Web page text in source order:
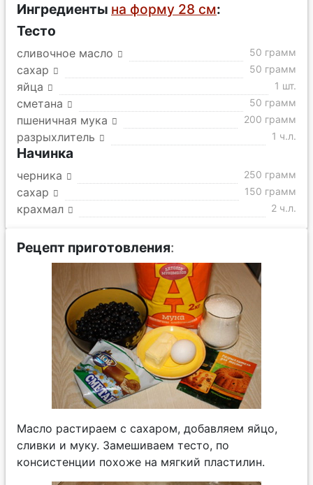
Ингредиенты на форму 28 см:
Тесто
сливочное масло 50 грамм
сахар 50 грамм
яйца 1 шт.
сметана 50 грамм
пшеничная мука 200 грамм
разрыхлитель 1 ч.л.
Начинка
черника 250 грамм
сахар 150 грамм
крахмал 2 ч.л.
Рецепт приготовления:
Масло растираем с сахаром, добавляем яйцо,
сливки и муку. Замешиваем тесто, по
консистенции похоже на мягкий пластилин.